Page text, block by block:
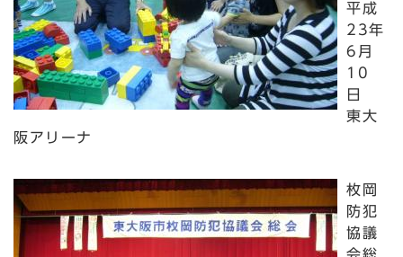
平成
23年
6月
10
日
東大
阪アリーナ
枚岡
防犯
協議